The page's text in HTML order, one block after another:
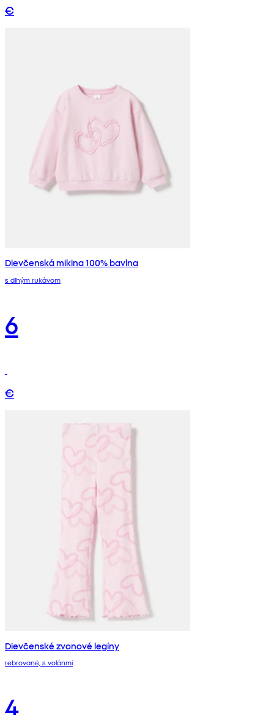
€
Dievčenská mikina 100% bavlna
s dlhým rukávom
6
€
Dievčenské zvonové legíny
rebrované, s volánmi
4